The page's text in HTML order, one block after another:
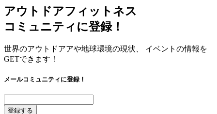
アウトドアフィットネス
コミュニティに登録！
世界のアウトドアアや地球環境の現状、 イベントの情報を
GETできます！
メールコミュニティに登録！